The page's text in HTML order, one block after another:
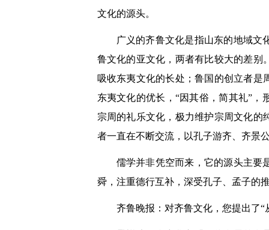
文化的源头。
广义的齐鲁文化是指山东的地域文
鲁文化的亚文化，两者有比较大的差别
吸收东夷文化的长处；鲁国的创立者
东夷文化的优长，“因其俗，简其礼”
宗周的礼乐文化，极力维护宗周文化
者一直在不断交流，以孔子游齐、齐景
儒学并非凭空而来，它的源头主要
舜，注重德行互补，深受孔子、孟子的
齐鲁晚报：对齐鲁文化，您提出了